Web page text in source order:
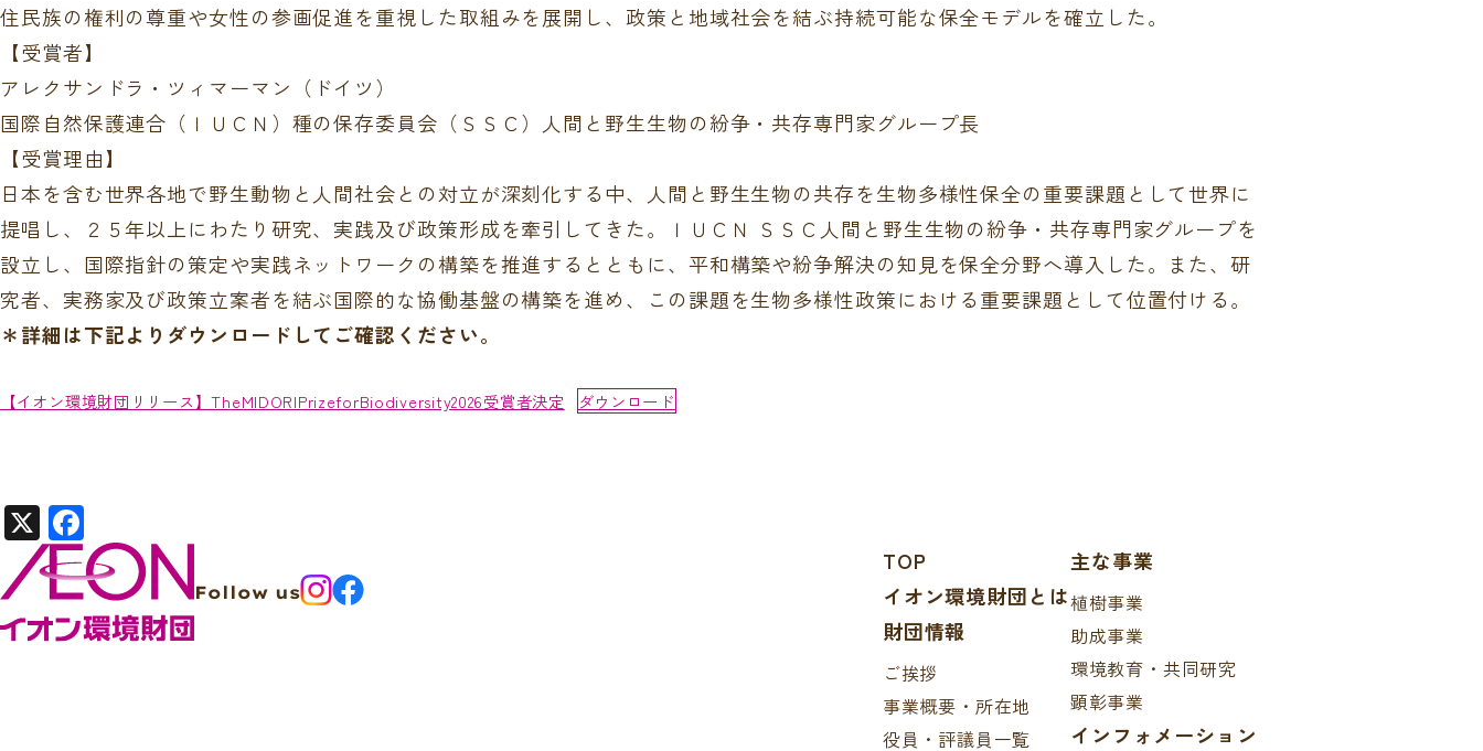
住民族の権利の尊重や女性の参画促進を重視した取組みを展開し、政策と地域社会を結ぶ持続可能な保全モデルを確立した。
【受賞者】
アレクサンドラ・ツィマーマン（ドイツ）
国際自然保護連合（ＩＵＣＮ）種の保存委員会（ＳＳＣ）人間と野生生物の紛争・共存専門家グループ長
【受賞理由】
日本を含む世界各地で野生動物と人間社会との対立が深刻化する中、人間と野生生物の共存を生物多様性保全の重要課題として世界に
提唱し、２５年以上にわたり研究、実践及び政策形成を牽引してきた。ＩＵＣＮ ＳＳＣ人間と野生生物の紛争・共存専門家グループを
設立し、国際指針の策定や実践ネットワークの構築を推進するとともに、平和構築や紛争解決の知見を保全分野へ導入した。また、研
究者、実務家及び政策立案者を結ぶ国際的な協働基盤の構築を進め、この課題を生物多様性政策における重要課題として位置付ける。
＊詳細は下記よりダウンロードしてご確認ください。
【イオン環境財団リリース】TheMIDORIPrizeforBiodiversity2026受賞者決定 ダウンロード
X
a
c
e
Follow us
TOP
イオン環境財団とは
財団情報
ご挨拶
事業概要・所在地
役員・評議員一覧
主な事業
植樹事業
助成事業
環境教育・共同研究
顕彰事業
インフォメーション